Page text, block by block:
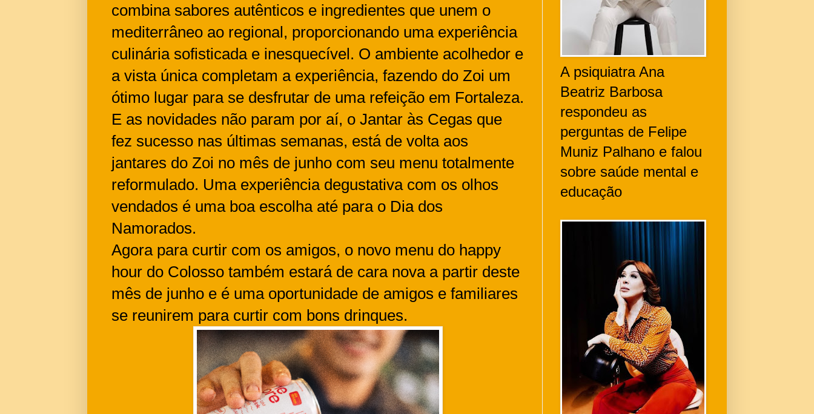
combina sabores autênticos e ingredientes que unem o
mediterrâneo ao regional, proporcionando uma experiência
culinária sofisticada e inesquecível. O ambiente acolhedor e
a vista única completam a experiência, fazendo do Zoi um
ótimo lugar para se desfrutar de uma refeição em Fortaleza.
E as novidades não param por aí, o Jantar às Cegas que
fez sucesso nas últimas semanas, está de volta aos
jantares do Zoi no mês de junho com seu menu totalmente
reformulado. Uma experiência degustativa com os olhos
vendados é uma boa escolha até para o Dia dos
Namorados.
Agora para curtir com os amigos, o novo menu do happy
hour do Colosso também estará de cara nova a partir deste
mês de junho e é uma oportunidade de amigos e familiares
se reunirem para curtir com bons drinques.
A psiquiatra Ana
Beatriz Barbosa
respondeu as
perguntas de Felipe
Muniz Palhano e falou
sobre saúde mental e
educação